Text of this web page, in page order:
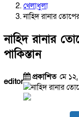
খেলাধুলা
নাহিদ রানার
নাহিদ রানার
পাকিস্তান
editor প্রকাশিত মে